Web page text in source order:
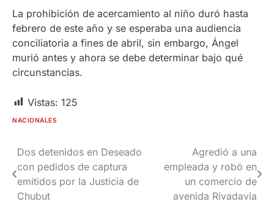
La prohibición de acercamiento al niño duró hasta
febrero de este año y se esperaba una audiencia
conciliatoria a fines de abril, sin embargo, Ángel
murió antes y ahora se debe determinar bajo qué
circunstancias.
Vistas: 125
NACIONALES
Navegación
de
entradas
Dos detenidos en Deseado
con pedidos de captura
emitidos por la Justicia de
Chubut
Agredió a una
empleada y robó en
un comercio de
avenida Rivadavia